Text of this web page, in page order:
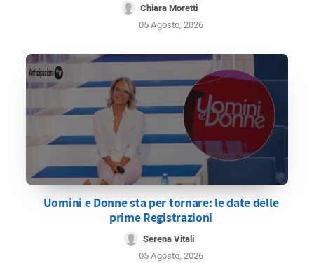
Chiara Moretti
05 Agosto, 2026
Uomini e Donne sta per tornare: le date delle
prime Registrazioni
Serena Vitali
05 Agosto, 2026